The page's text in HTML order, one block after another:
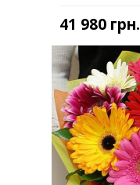
41 980 грн.